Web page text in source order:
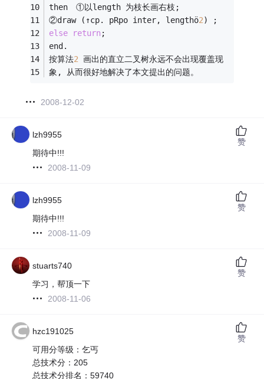
then　①以length 为枝长画右枝;
②draw (↑cp. pRpo inter, lengthö2) ;
else
return;
end.
按算法2 画出的直立二叉树永远不会出现覆盖现
象, 从而很好地解决了本文提出的问题。
2008-12-02
lzh9955
期待中!!!
2008-11-09
赞
lzh9955
期待中!!!
2008-11-09
赞
stuarts740
学习，帮顶一下
2008-11-06
赞
hzc191025
可用分等级：乞丐
总技术分：205
总技术分排名：59740
赞